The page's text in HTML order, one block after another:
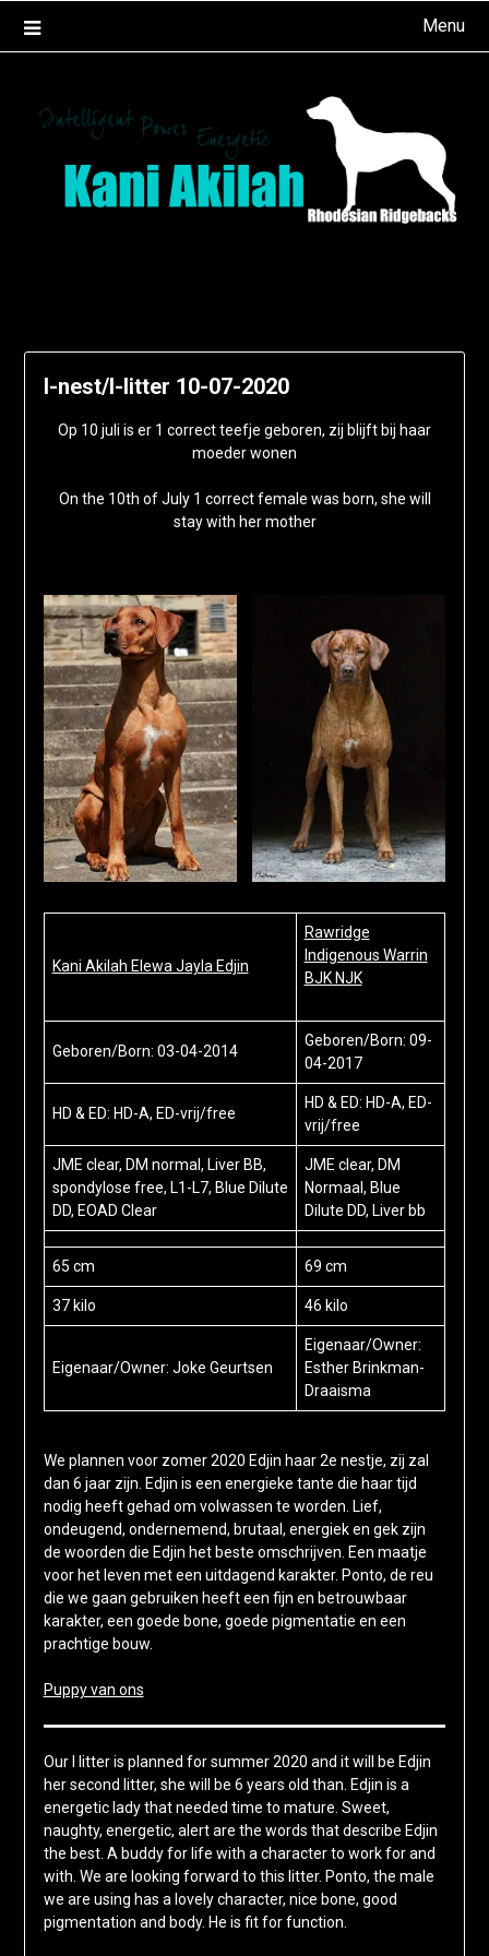
naar
Menu
I-nest/I-litter 10-07-2020
Op 10 juli is er 1 correct teefje geboren, zij blijft bij haar
moeder wonen
On the 10th of July 1 correct female was born, she will
stay with her mother
Kani Akilah Elewa Jayla Edjin
Rawridge
Indigenous Warrin
BJK NJK
Geboren/Born: 03-04-2014
Geboren/Born: 09-
04-2017
HD & ED: HD-A, ED-vrij/free
HD & ED: HD-A, ED-
vrij/free
JME clear, DM normal, Liver BB,
spondylose free, L1-L7, Blue Dilute
DD, EOAD Clear
JME clear, DM
Normaal, Blue
Dilute DD, Liver bb
65 cm 69 cm
37 kilo 46 kilo
Eigenaar/Owner: Joke Geurtsen
Eigenaar/Owner:
Esther Brinkman-
Draaisma
We plannen voor zomer 2020 Edjin haar 2e nestje, zij zal
dan 6 jaar zijn. Edjin is een energieke tante die haar tijd
nodig heeft gehad om volwassen te worden. Lief,
ondeugend, ondernemend, brutaal, energiek en gek zijn
de woorden die Edjin het beste omschrijven. Een maatje
voor het leven met een uitdagend karakter. Ponto, de reu
die we gaan gebruiken heeft een fijn en betrouwbaar
karakter, een goede bone, goede pigmentatie en een
prachtige bouw.
Puppy van ons
Our I litter is planned for summer 2020 and it will be Edjin
her second litter, she will be 6 years old than. Edjin is a
energetic lady that needed time to mature. Sweet,
naughty, energetic, alert are the words that describe Edjin
the best. A buddy for life with a character to work for and
with. We are looking forward to this litter. Ponto, the male
we are using has a lovely character, nice bone, good
pigmentation and body. He is fit for function.